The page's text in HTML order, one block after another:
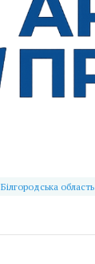
Білгородська область